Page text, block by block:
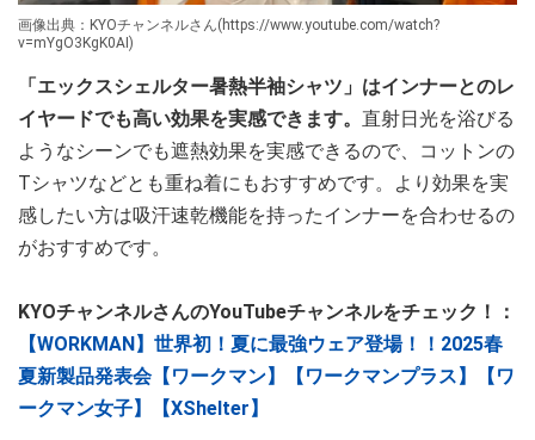
画像出典：KYOチャンネルさん(https://www.youtube.com/watch?
v=mYgO3KgK0AI)
「エックスシェルター暑熱半袖シャツ」はインナーとのレ
イヤードでも高い効果を実感できます。 直射日光を浴びる
ようなシーンでも遮熱効果を実感できるので、コットンの
Tシャツなどとも重ね着にもおすすめです。より効果を実
感したい方は吸汗速乾機能を持ったインナーを合わせるの
がおすすめです。
KYOチャンネルさんのYouTubeチャンネルをチェック！：
【WORKMAN】世界初！夏に最強ウェア登場！！2025春
夏新製品発表会【ワークマン】【ワークマンプラス】【ワ
ークマン女子】【XShelter】